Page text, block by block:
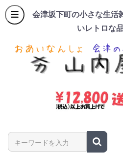
会津坂下町の小さな生活
いレトロな
商品名やキーワードを入力